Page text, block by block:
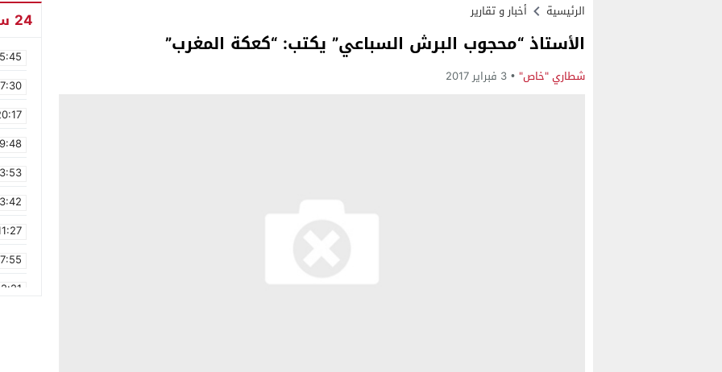
الرئيسية أخبار و تقارير
الأستاذ “محجوب البرش السباعي” يكتب: “كعكة المغرب”
شطاري "خاص" 3 فبراير 2017
24 ساعة